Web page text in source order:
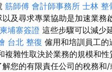
筋師傅 會計師事務所 士林 整
及尋求專業協助是加速業務
柬埔寨簽證 這些步驟可以減少
台北 整復 僱用和培訓員工的
複雜性取決於業務的規模和
您的有限責任公司的稅務和/